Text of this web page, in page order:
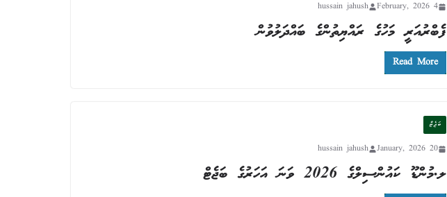
4 February, 2026
hussain jahush
ފެބްރުއަރީ މަހުގެ ރައްޔިތުންގެ ބައްދަލުވުން
Read More
ބަޖެޓް
20 January, 2026
hussain jahush
ލ.މުންޑޫ ކައުންސިލްގެ 2026 ވަނަ އަހަރުގެ ބަޖެޓް